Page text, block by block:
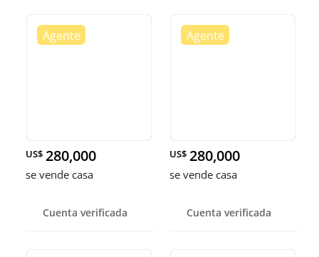
US$ 280,000
se vende casa
Cuenta verificada
US$ 280,000
se vende casa
Cuenta verificada